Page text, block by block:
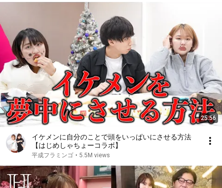
25:56
イケメンに自分のことで頭をいっぱいにさせる方法
【はじめしゃちょーコラボ】
平成フラミンゴ • 5.5M views